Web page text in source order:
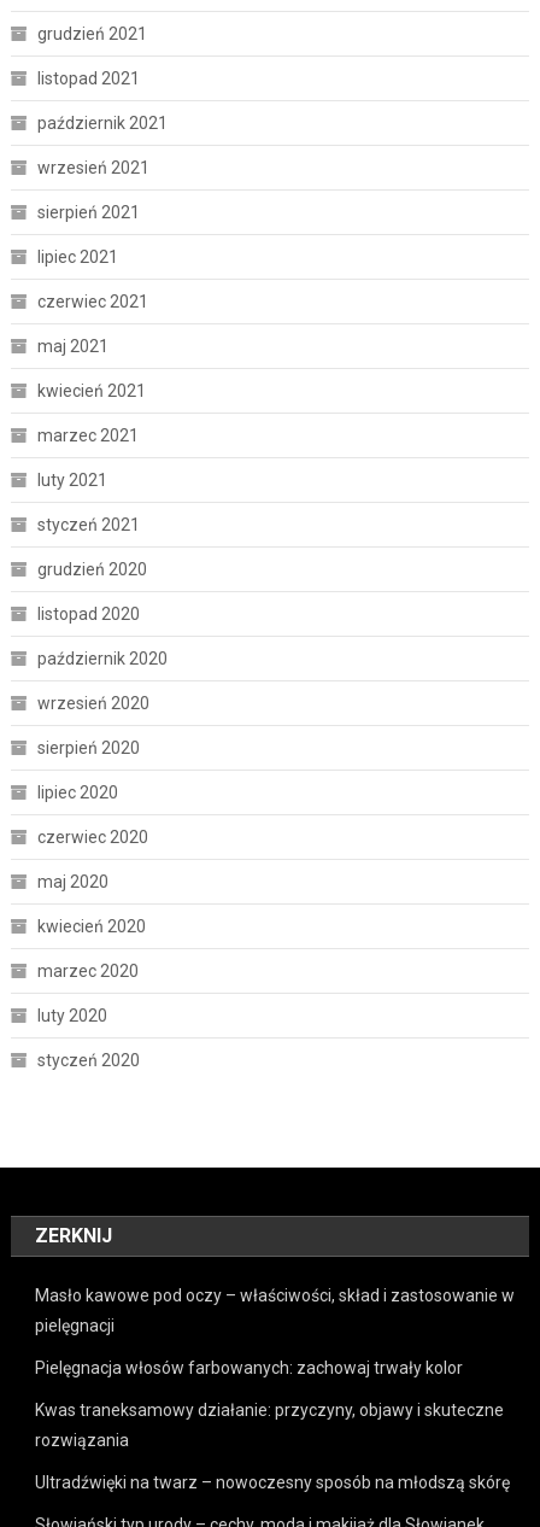
grudzień 2021
listopad 2021
październik 2021
wrzesień 2021
sierpień 2021
lipiec 2021
czerwiec 2021
maj 2021
kwiecień 2021
marzec 2021
luty 2021
styczeń 2021
grudzień 2020
listopad 2020
październik 2020
wrzesień 2020
sierpień 2020
lipiec 2020
czerwiec 2020
maj 2020
kwiecień 2020
marzec 2020
luty 2020
styczeń 2020
ZERKNIJ
Masło kawowe pod oczy – właściwości, skład i zastosowanie w
pielęgnacji
Pielęgnacja włosów farbowanych: zachowaj trwały kolor
Kwas traneksamowy działanie: przyczyny, objawy i skuteczne
rozwiązania
Ultradźwięki na twarz – nowoczesny sposób na młodszą skórę